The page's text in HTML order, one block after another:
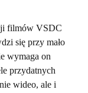
filmów VSDC
się przy mało
wymaga on
przydatnych
wideo, ale i